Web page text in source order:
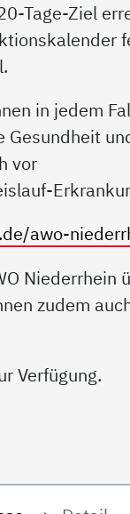
Tage-Ziel
in jedem
Gesundheit
vor
awo-
Niederrhein
zudem
Verfügung.